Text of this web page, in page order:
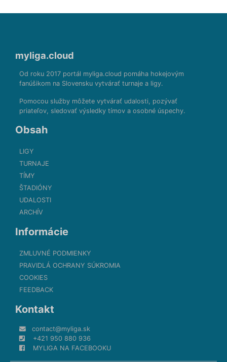
myliga.cloud
Od roku 2017 portál myliga.cloud pomáha hokejovým
fanúšikom na Slovensku vytvárať turnaje a ligy.
Pomocou služby môžete vytvárať udalosti, pozývať
priateľov, sledovať výsledky tímov a osobné úspechy.
Obsah
LIGY
TURNAJE
TÍMY
ŠTADIÓNY
UDALOSTI
ARCHÍV
Informácie
ZMLUVNÉ PODMIENKY
PRAVIDLÁ OCHRANY SÚKROMIA
COOKIES
FEEDBACK
Kontakt
contact@myliga.sk
+421 950 880 936
MYLIGA NA FACEBOOKU